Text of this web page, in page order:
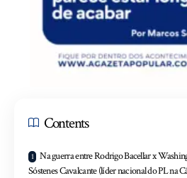
Contents
Na guerra entre Rodrigo Bacellar x
Sóstenes Cavalcante (líder nacional do PL na